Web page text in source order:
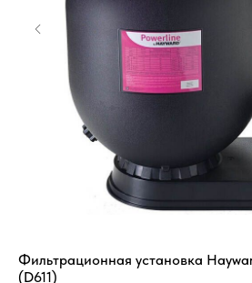
Фильтрационная установка
(D611)